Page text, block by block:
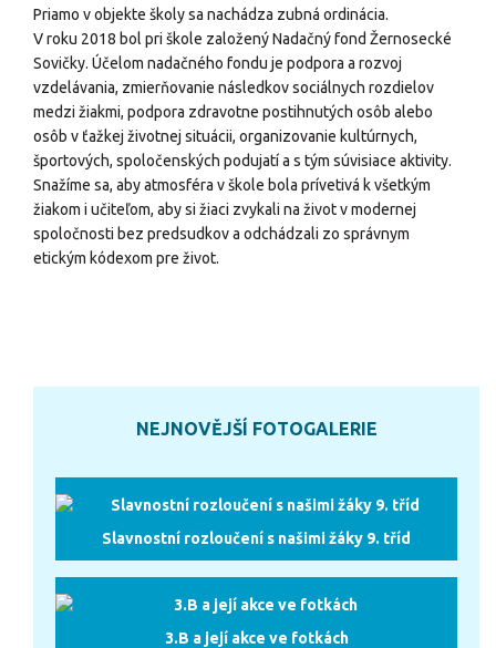
Priamo v objekte školy sa nachádza zubná ordinácia.
V roku 2018 bol pri škole založený Nadačný fond Žernosecké
Sovičky. Účelom nadačného fondu je podpora a rozvoj
vzdelávania, zmierňovanie následkov sociálnych rozdielov
medzi žiakmi, podpora zdravotne postihnutých osôb alebo
osôb v ťažkej životnej situácii, organizovanie kultúrnych,
športových, spoločenských podujatí a s tým súvisiace aktivity.
Snažíme sa, aby atmosféra v škole bola prívetivá k všetkým
žiakom i učiteľom, aby si žiaci zvykali na život v modernej
spoločnosti bez predsudkov a odchádzali zo správnym
etickým kódexom pre život.
NEJNOVĚJŠÍ FOTOGALERIE
Slavnostní rozloučení s našimi žáky 9. tříd
3.B a její akce ve fotkách